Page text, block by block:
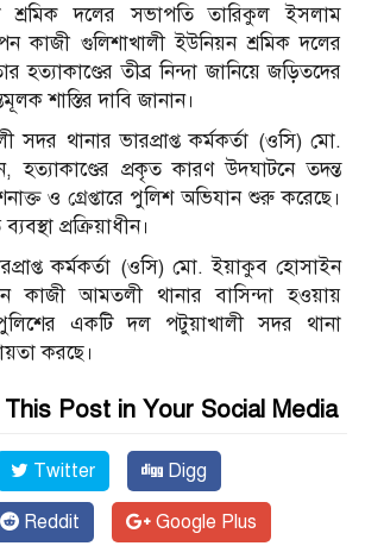
দলের সভাপতি তারিকুল ইসলাম
কাজী গুলিশাখালী ইউনিয়ন শ্রমিক দলের
হত্যাকাণ্ডের তীব্র নিন্দা জানিয়ে জড়িতদের
শাস্তির দাবি জানান।
সদর থানার ভারপ্রাপ্ত কর্মকর্তা (ওসি) মো.
হত্যাকাণ্ডের প্রকৃত কারণ উদ্ঘাটনে তদন্ত
ও গ্রেপ্তারে পুলিশ অভিযান শুরু করেছে।
প্রক্রিয়াধীন।
কর্মকর্তা (ওসি) মো. ইয়াকুব হোসাইন
কাজী আমতলী থানার বাসিন্দা হওয়ায়
একটি দল পটুয়াখালী সদর থানা
করছে।
Post in Your Social Media
Twitter Digg
Reddit Google Plus